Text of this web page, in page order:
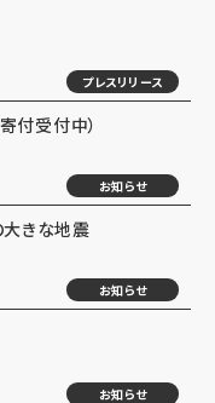
プレスリリース
付受付中）
お知らせ
大きな地震
お知らせ
お知らせ